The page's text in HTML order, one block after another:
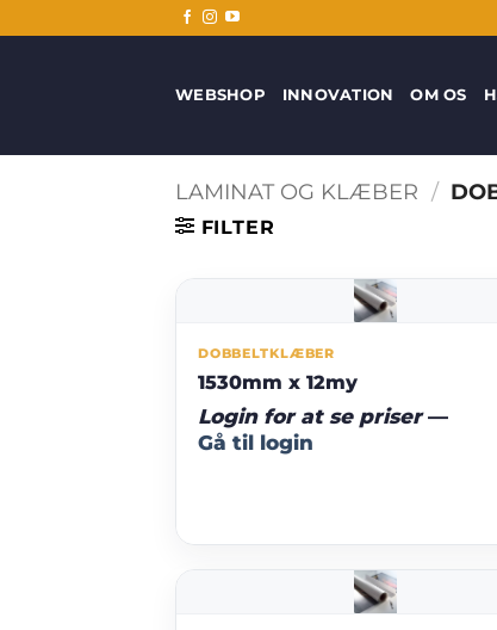
til
WEBSHOP INNOVATION OM OS
LAMINAT OG KLÆBER /
FILTER
DOBBELTKLÆBER
1530mm x 12my
Login for at se priser—
Gå til login